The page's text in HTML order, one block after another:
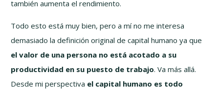
también aumenta el rendimiento.
Todo esto está muy bien, pero a mí no me interesa
demasiado la definición original de capital humano ya que
el valor de una persona no está acotado a su
productividad en su puesto de trabajo. Va más allá.
Desde mi perspectiva el capital humano es todo